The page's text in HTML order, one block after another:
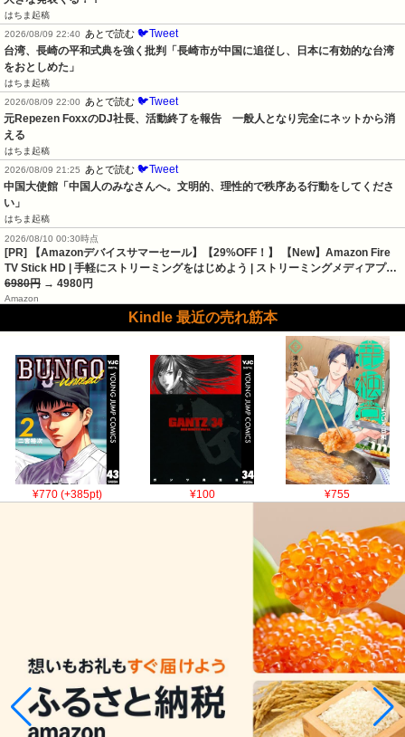
はちま起稿
2026/08/09 22:40
あとで読む 🐦Tweet
台湾、長崎の平和式典を強く批判「長崎市が中国に追従し、日本に有効的な台湾
をおとしめた」
はちま起稿
2026/08/09 22:00
あとで読む 🐦Tweet
元Repezen FoxxのDJ社長、活動終了を報告　一般人となり完全にネットから消
える
はちま起稿
2026/08/09 21:25
あとで読む 🐦Tweet
中国大使館「中国人のみなさんへ。文明的、理性的で秩序ある行動をしてくださ
い」
はちま起稿
2026/08/10 00:30時点
[PR] 【Amazonデバイスサマーセール】【29%OFF！】 【New】Amazon Fire
TV Stick HD | 手軽にストリーミングをはじめよう | ストリーミングメディアプ…
6980円 → 4980円
Amazon
Kindle 最近の売れ筋本
¥770 (+385pt) ¥100 ¥755